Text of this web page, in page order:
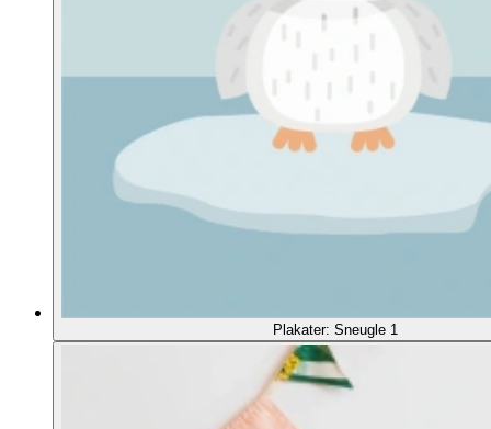
Plakater: Sneugle 1